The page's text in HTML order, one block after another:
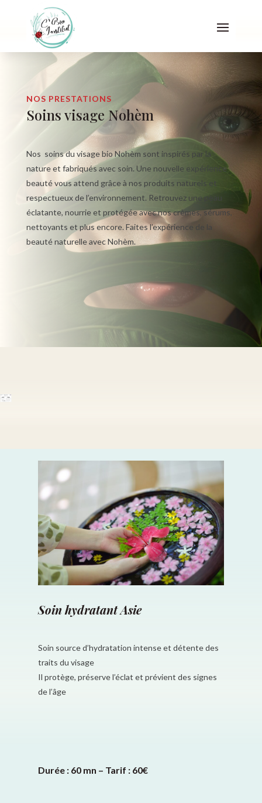
NOS PRESTATIONS
Soins visage Nohèm
Nos soins du visage bio Nohèm sont inspirés par la
nature et fabriqués avec soin. Une nouvelle expérience
beauté vous attend grâce à nos produits naturels et
respectueux de l’environnement. Retrouvez une peau
éclatante, nourrie et protégée avec nos crèmes, sérums,
nettoyants et plus encore. Faites l’expérience de la
beauté naturelle avec Nohèm.
Soin hydratant Asie
Soin source d’hydratation intense et détente des
traits du visage
Il protège, préserve l’éclat et prévient des signes
de l’âge
Durée : 60 mn – Tarif : 60€